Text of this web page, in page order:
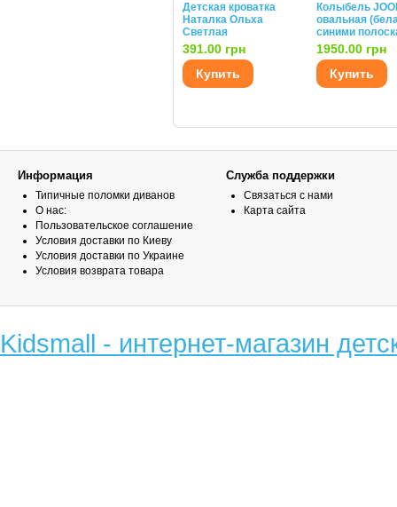
Детская кроватка
Наталка Ольха
Светлая
391.00 грн
Купить
Колыбель
овальная
синими
1950.00 грн
Купить
Информация
Типичные поломки диванов
О нас:
Пользовательское соглашение
Условия доставки по Киеву
Условия доставки по Украине
Условия возврата товара
Служба поддержки
Связаться с нами
Карта сайта
Kidsmall - интернет-магазин